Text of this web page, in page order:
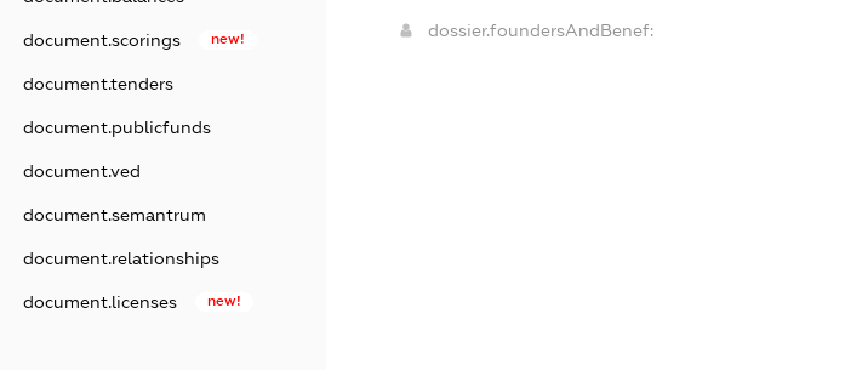
document.scorings new!
document.tenders
document.publicfunds
document.ved
document.semantrum
document.relationships
document.licenses new!
dossier.foundersAndBenef: